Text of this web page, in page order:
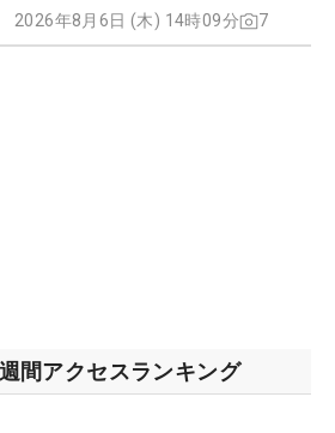
2026年8月6日 (木) 14時09分 7
間アクセスランキング